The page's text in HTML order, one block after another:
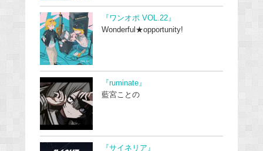
『ワンオポ VOL.22』
Wonderful★opportunity!
『ruminate』
藍宮ことの
『サイネリア』